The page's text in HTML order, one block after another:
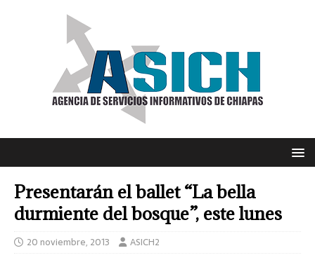
Presentarán el ballet “La bella
durmiente del bosque”, este lunes
20 noviembre, 2013 ASICH2